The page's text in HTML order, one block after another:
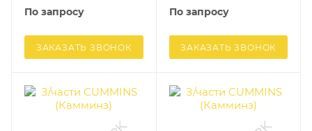
По запросу
ЗАКАЗАТЬ ЗВОНОК
По запросу
ЗАКАЗАТЬ ЗВОНОК